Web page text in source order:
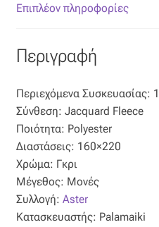
Ταφτάς (ταυτάς)
Ταφτάς μεταξωτός
Τζιν
Τρεβίρα
Υφαντό
Επιπλέον πληροφορίες
Περιγραφή
Περιεχόμενα Συσκευασίας:
Σύνθεση: Jacquard Fleece
Ποιότητα: Polyester
Διαστάσεις: 160×220
Χρώμα: Γκρι
Μέγεθος: Μονές
Συλλογή: Aster
Κατασκευαστής: Palamaiki